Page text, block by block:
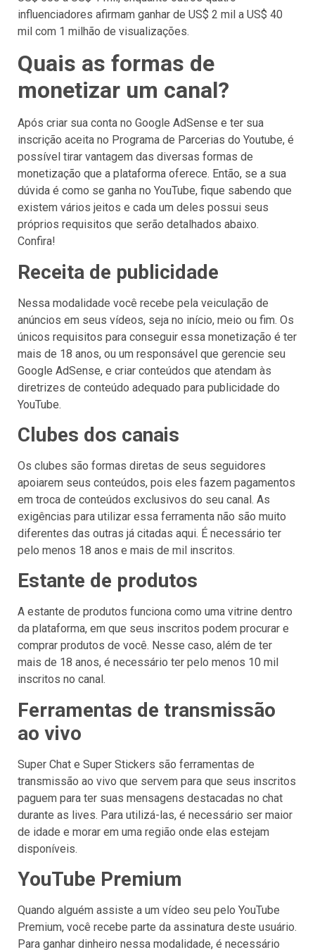
influenciadores afirmam ganhar de US$ 2 mil a US$ 40
mil com 1 milhão de visualizações.
Quais as formas de
monetizar um canal?
Após criar sua conta no Google AdSense e ter sua
inscrição aceita no Programa de Parcerias do Youtube, é
possível tirar vantagem das diversas formas de
monetização que a plataforma oferece. Então, se a sua
dúvida é como se ganha no YouTube, fique sabendo que
existem vários jeitos e cada um deles possui seus
próprios requisitos que serão detalhados abaixo.
Confira!
Receita de publicidade
Nessa modalidade você recebe pela veiculação de
anúncios em seus vídeos, seja no início, meio ou fim. Os
únicos requisitos para conseguir essa monetização é ter
mais de 18 anos, ou um responsável que gerencie seu
Google AdSense, e criar conteúdos que atendam às
diretrizes de conteúdo adequado para publicidade do
YouTube.
Clubes dos canais
Os clubes são formas diretas de seus seguidores
apoiarem seus conteúdos, pois eles fazem pagamentos
em troca de conteúdos exclusivos do seu canal. As
exigências para utilizar essa ferramenta não são muito
diferentes das outras já citadas aqui. É necessário ter
pelo menos 18 anos e mais de mil inscritos.
Estante de produtos
A estante de produtos funciona como uma vitrine dentro
da plataforma, em que seus inscritos podem procurar e
comprar produtos de você. Nesse caso, além de ter
mais de 18 anos, é necessário ter pelo menos 10 mil
inscritos no canal.
Ferramentas de transmissão
ao vivo
Super Chat e Super Stickers são ferramentas de
transmissão ao vivo que servem para que seus inscritos
paguem para ter suas mensagens destacadas no chat
durante as lives. Para utilizá-las, é necessário ser maior
de idade e morar em uma região onde elas estejam
disponíveis.
YouTube Premium
Quando alguém assiste a um vídeo seu pelo YouTube
Premium, você recebe parte da assinatura deste usuário.
Para ganhar dinheiro nessa modalidade, é necessário